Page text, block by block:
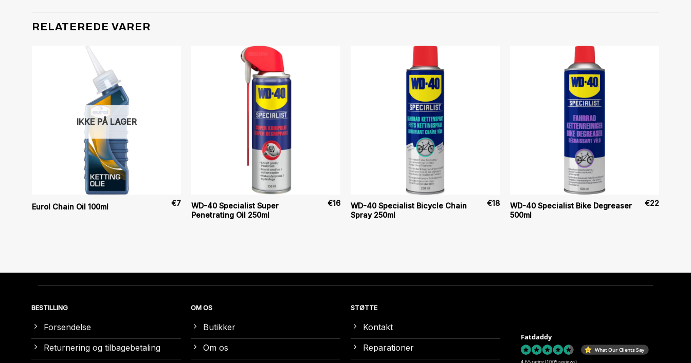
RELATEREDE VARER
IKKE PÅ LAGER
Eurol Chain Oil 100ml €7
WD-40 Specialist Super
Penetrating Oil 250ml
€16
WD-40 Specialist Bicycle Chain
Spray 250ml
€18
WD-40 Specialist Bike Degreaser
500ml
€22
BESTILLING
Forsendelse
Returnering og tilbagebetaling
OM OS
Butikker
Om os
STØTTE
Kontakt
Reparationer
Fatdaddy
What Our Clients Say
4.65 rating (1005 reviews)